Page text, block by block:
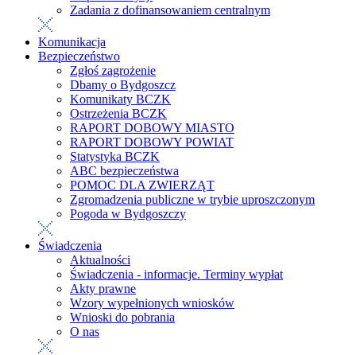
Zadania z dofinansowaniem centralnym
Komunikacja
Bezpieczeństwo
Zgłoś zagrożenie
Dbamy o Bydgoszcz
Komunikaty BCZK
Ostrzeżenia BCZK
RAPORT DOBOWY MIASTO
RAPORT DOBOWY POWIAT
Statystyka BCZK
ABC bezpieczeństwa
POMOC DLA ZWIERZĄT
Zgromadzenia publiczne w trybie uproszczonym
Pogoda w Bydgoszczy
Świadczenia
Aktualności
Świadczenia - informacje. Terminy wypłat
Akty prawne
Wzory wypełnionych wniosków
Wnioski do pobrania
O nas